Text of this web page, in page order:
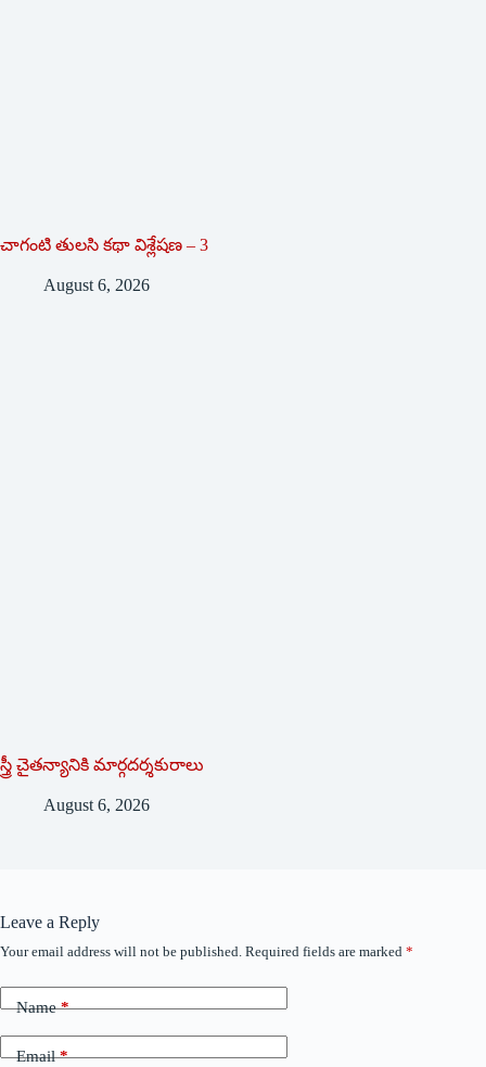
చాగంటి తులసి కథా విశ్లేషణ – 3
August 6, 2026
స్త్రీ చైతన్యానికి మార్గదర్శకురాలు
August 6, 2026
Leave a Reply
Your email address will not be published. Required fields are marked *
Name*
Email*